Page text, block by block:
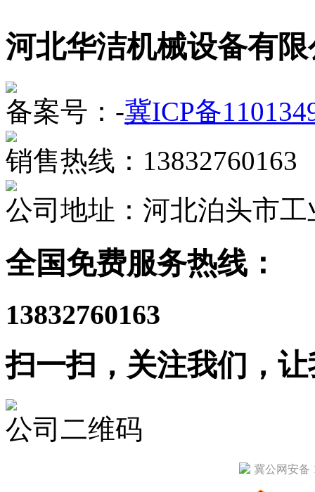
河北华洁机械设备有
备案号：-冀ICP备
销售热线：13832760163
公司地址：河北泊头市
全国免费服务热线：
13832760163
扫一扫，关注我们，
公司二维码
冀公网安备